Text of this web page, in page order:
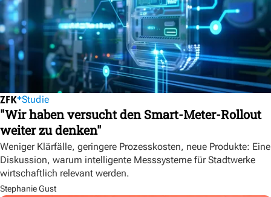
Studie
"Wir haben versucht den Smart-Meter-Rollout
weiter zu denken"
Weniger Klärfälle, geringere Prozesskosten, neue Produkte: Eine
Diskussion, warum intelligente Messsysteme für Stadtwerke
wirtschaftlich relevant werden.
Stephanie Gust